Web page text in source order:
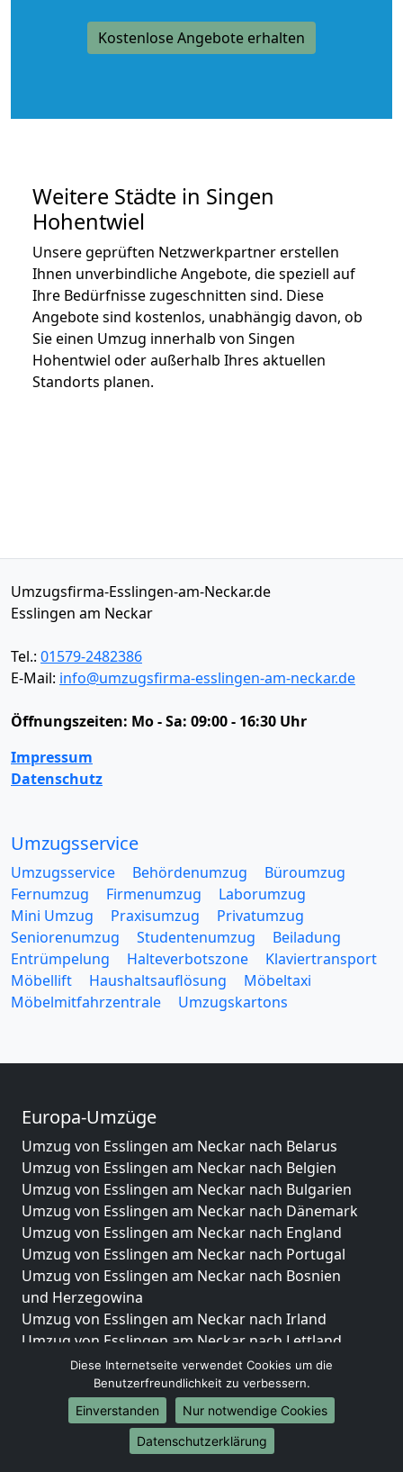
Kostenlose Angebote erhalten
Weitere Städte in Singen
Hohentwiel
Unsere geprüften Netzwerkpartner erstellen
Ihnen unverbindliche Angebote, die speziell auf
Ihre Bedürfnisse zugeschnitten sind. Diese
Angebote sind kostenlos, unabhängig davon, ob
Sie einen Umzug innerhalb von Singen
Hohentwiel oder außerhalb Ihres aktuellen
Standorts planen.
Umzugsfirma-Esslingen-am-Neckar.de
Esslingen am Neckar
Tel.: 01579-2482386
E-Mail: info@umzugsfirma-esslingen-am-neckar.de
Öffnungszeiten: Mo - Sa: 09:00 - 16:30 Uhr
Impressum
Datenschutz
Umzugsservice
Umzugsservice Behördenumzug
Büroumzug
Fernumzug
Firmenumzug
Laborumzug
Mini Umzug
Praxisumzug
Privatumzug
Seniorenumzug
Studentenumzug
Beiladung
Entrümpelung
Halteverbotszone
Klaviertransport
Möbellift
Haushaltsauflösung
Möbeltaxi
Möbelmitfahrzentrale
Umzugskartons
Europa-Umzüge
Umzug von Esslingen am Neckar nach Belarus
Umzug von Esslingen am Neckar nach Belgien
Umzug von Esslingen am Neckar nach Bulgarien
Umzug von Esslingen am Neckar nach Dänemark
Umzug von Esslingen am Neckar nach England
Umzug von Esslingen am Neckar nach Portugal
Umzug von Esslingen am Neckar nach Bosnien
und Herzegowina
Umzug von Esslingen am Neckar nach Irland
Umzug von Esslingen am Neckar nach Lettland
Umzug von Esslingen am Neckar nach Zypern
Umzug von Esslingen am Neckar nach Kroatien
Umzug von Esslingen am Neckar nach Estland
Umzug von Esslingen am Neckar nach Finnland
Umzug von Esslingen am Neckar nach Frankreich
Diese Internetseite verwendet Cookies um die
Benutzerfreundlichkeit zu verbessern.
Einverstanden
Nur notwendige Cookies
Datenschutzerklärung